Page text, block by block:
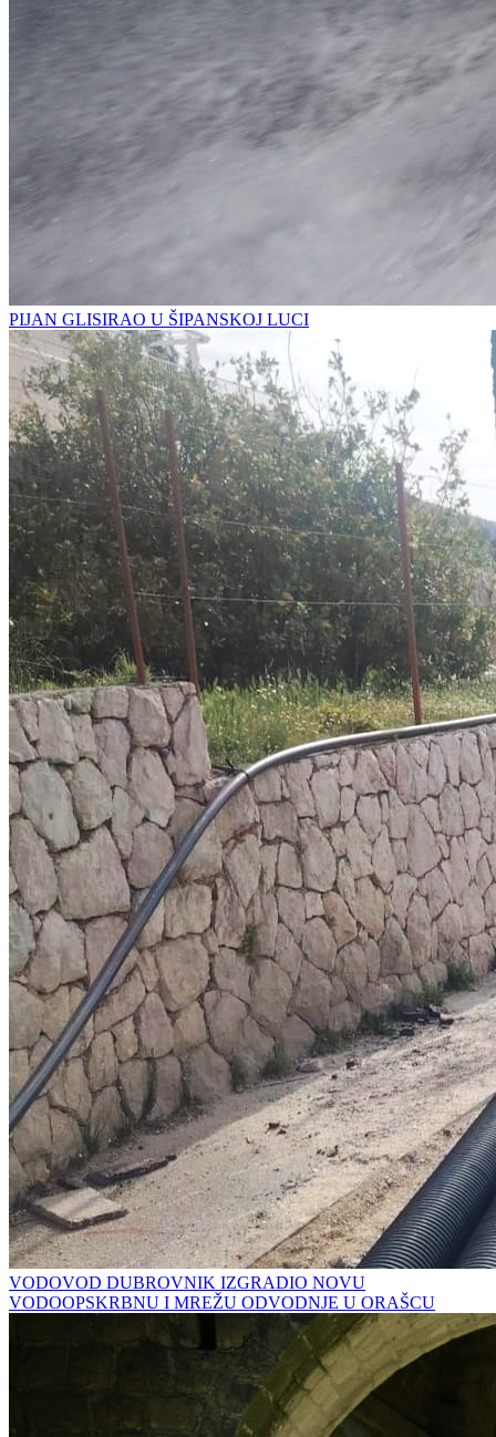
PIJAN GLISIRAO U ŠIPANSKOJ LUCI
VODOVOD DUBROVNIK IZGRADIO NOVU
VODOOPSKRBNU I MREŽU ODVODNJE U ORAŠCU